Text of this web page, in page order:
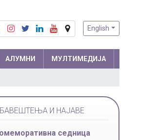
English
Информатика
математике
физике
АЛУМНИ МУЛТИМЕДИЈА
И НАЈАВЕ
седница